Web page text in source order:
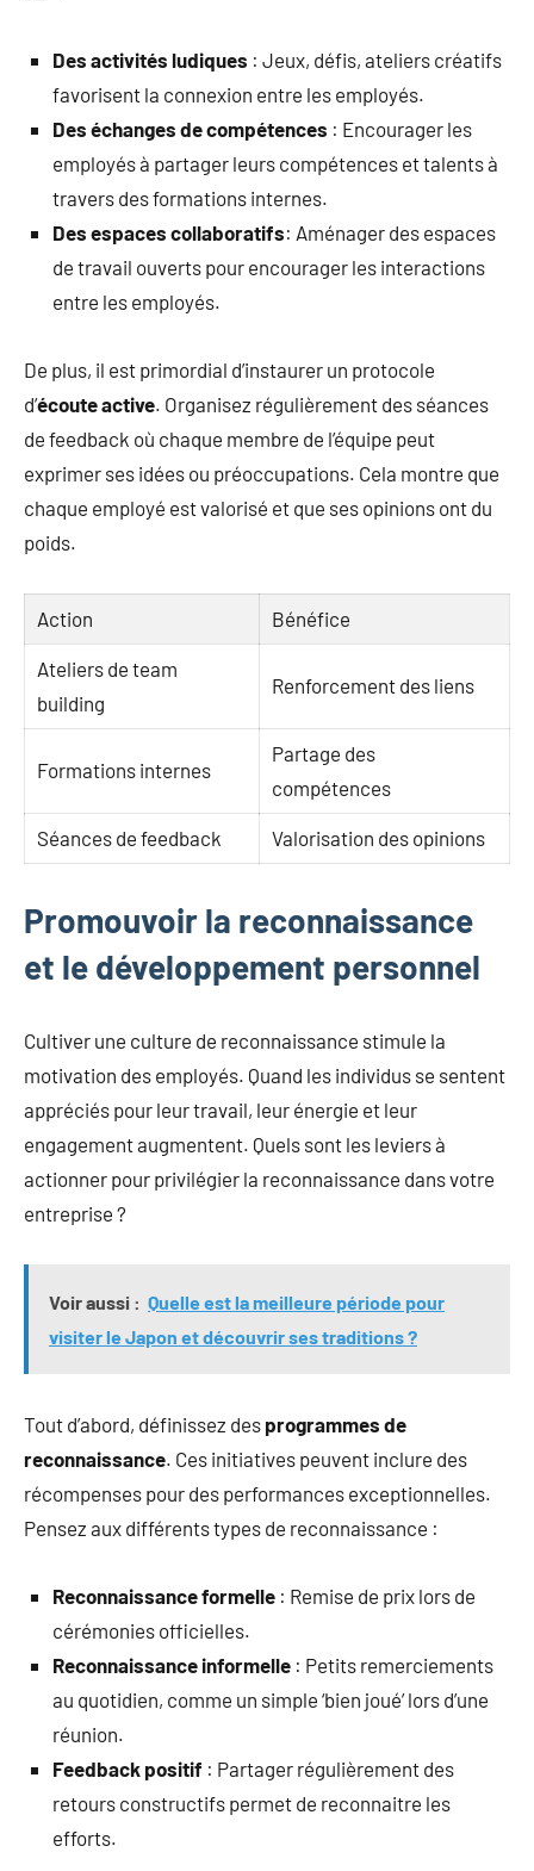
Des activités ludiques : Jeux, défis, ateliers créatifs
favorisent la connexion entre les employés.
Des échanges de compétences : Encourager les
employés à partager leurs compétences et talents à
travers des formations internes.
Des espaces collaboratifs: Aménager des espaces
de travail ouverts pour encourager les interactions
entre les employés.
De plus, il est primordial d’instaurer un protocole
d’écoute active. Organisez régulièrement des séances
de feedback où chaque membre de l’équipe peut
exprimer ses idées ou préoccupations. Cela montre que
chaque employé est valorisé et que ses opinions ont du
poids.
Action Bénéfice
Ateliers de team
building
Renforcement des liens
Formations internes
Partage des
compétences
Séances de feedback Valorisation des opinions
Promouvoir la reconnaissance
et le développement personnel
Cultiver une culture de reconnaissance stimule la
motivation des employés. Quand les individus se sentent
appréciés pour leur travail, leur énergie et leur
engagement augmentent. Quels sont les leviers à
actionner pour privilégier la reconnaissance dans votre
entreprise ?
Voir aussi : Quelle est la meilleure période pour
visiter le Japon et découvrir ses traditions ?
Tout d’abord, définissez des programmes de
reconnaissance. Ces initiatives peuvent inclure des
récompenses pour des performances exceptionnelles.
Pensez aux différents types de reconnaissance :
Reconnaissance formelle : Remise de prix lors de
cérémonies officielles.
Reconnaissance informelle : Petits remerciements
au quotidien, comme un simple ‘bien joué’ lors d’une
réunion.
Feedback positif : Partager régulièrement des
retours constructifs permet de reconnaitre les
efforts.